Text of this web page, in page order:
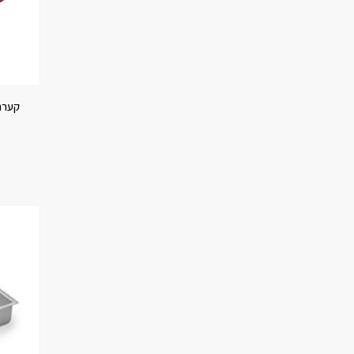
קערת